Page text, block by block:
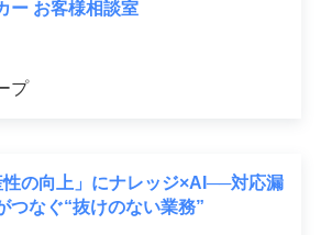
ー お客様相談室
プ
の向上」にナレッジ×AI──対応漏
つなぐ“抜けのない業務”